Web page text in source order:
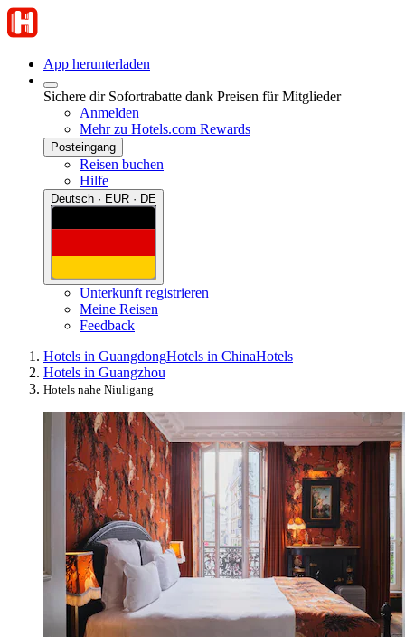
App herunterladen
Sichere dir Sofortrabatte dank Preisen für Mitglieder
Anmelden
Mehr zu Hotels.com Rewards
Posteingang
Reisen buchen
Hilfe
Deutsch · EUR · DE
Unterkunft registrieren
Meine Reisen
Feedback
Hotels in GuangdongHotels in ChinaHotels
Hotels in Guangzhou
Hotels nahe Niuligang